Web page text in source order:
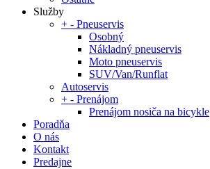
Služby
+ - Pneuservis
Osobný
Nákladný pneuservis
Moto pneuservis
SUV/Van/Runflat
Autoservis
+ - Prenájom
Prenájom nosiča na bicykle
Poradňa
O nás
Kontakt
Predajne